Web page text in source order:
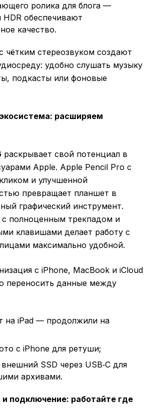
ролика для блога —
HDR обеспечивают
качество.
чётким стереозвуком создают
удобно слушать музыку
подкасты или фоновые
расширяем
раскрывает свой потенциал в
Apple. Apple Pencil Pro с
и улучшенной
превращает планшет в
графический инструмент.
с полноценным трекпадом и
клавишами делает работу с
максимально удобной.
с iPhone, MacBook и iCloud
переносить данные между
на iPad — продолжили на
с iPhone для ретуши;
SSD через USB‑C для
архивами.
подключение: работайте где